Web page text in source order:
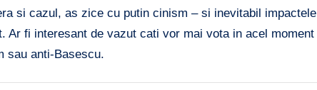
si cazul, as zice cu putin cinism – si inevitabil impactele
Ar fi interesant de vazut cati vor mai vota in acel moment
sau anti-Basescu.